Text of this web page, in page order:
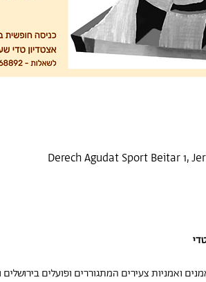
ואמניות צעירים המתגוררים ופועלים